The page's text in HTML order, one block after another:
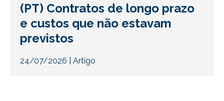
(PT) Contratos de longo prazo
e custos que não estavam
previstos
24/07/2026 Artigo